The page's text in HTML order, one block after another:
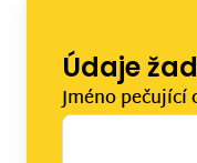
Údaje
Jméno pečující